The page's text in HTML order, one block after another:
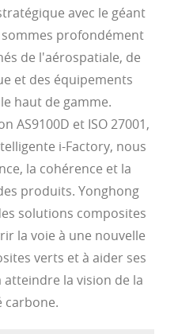
avec le géant
profondément
de l'aérospatiale, de
et des équipements
haut de gamme.
AS9100D et ISO 27001,
i-Factory, nous
la cohérence et la
produits. Yonghong
solutions composites
la voie à une nouvelle
verts et à aider ses
la vision de la
carbone.